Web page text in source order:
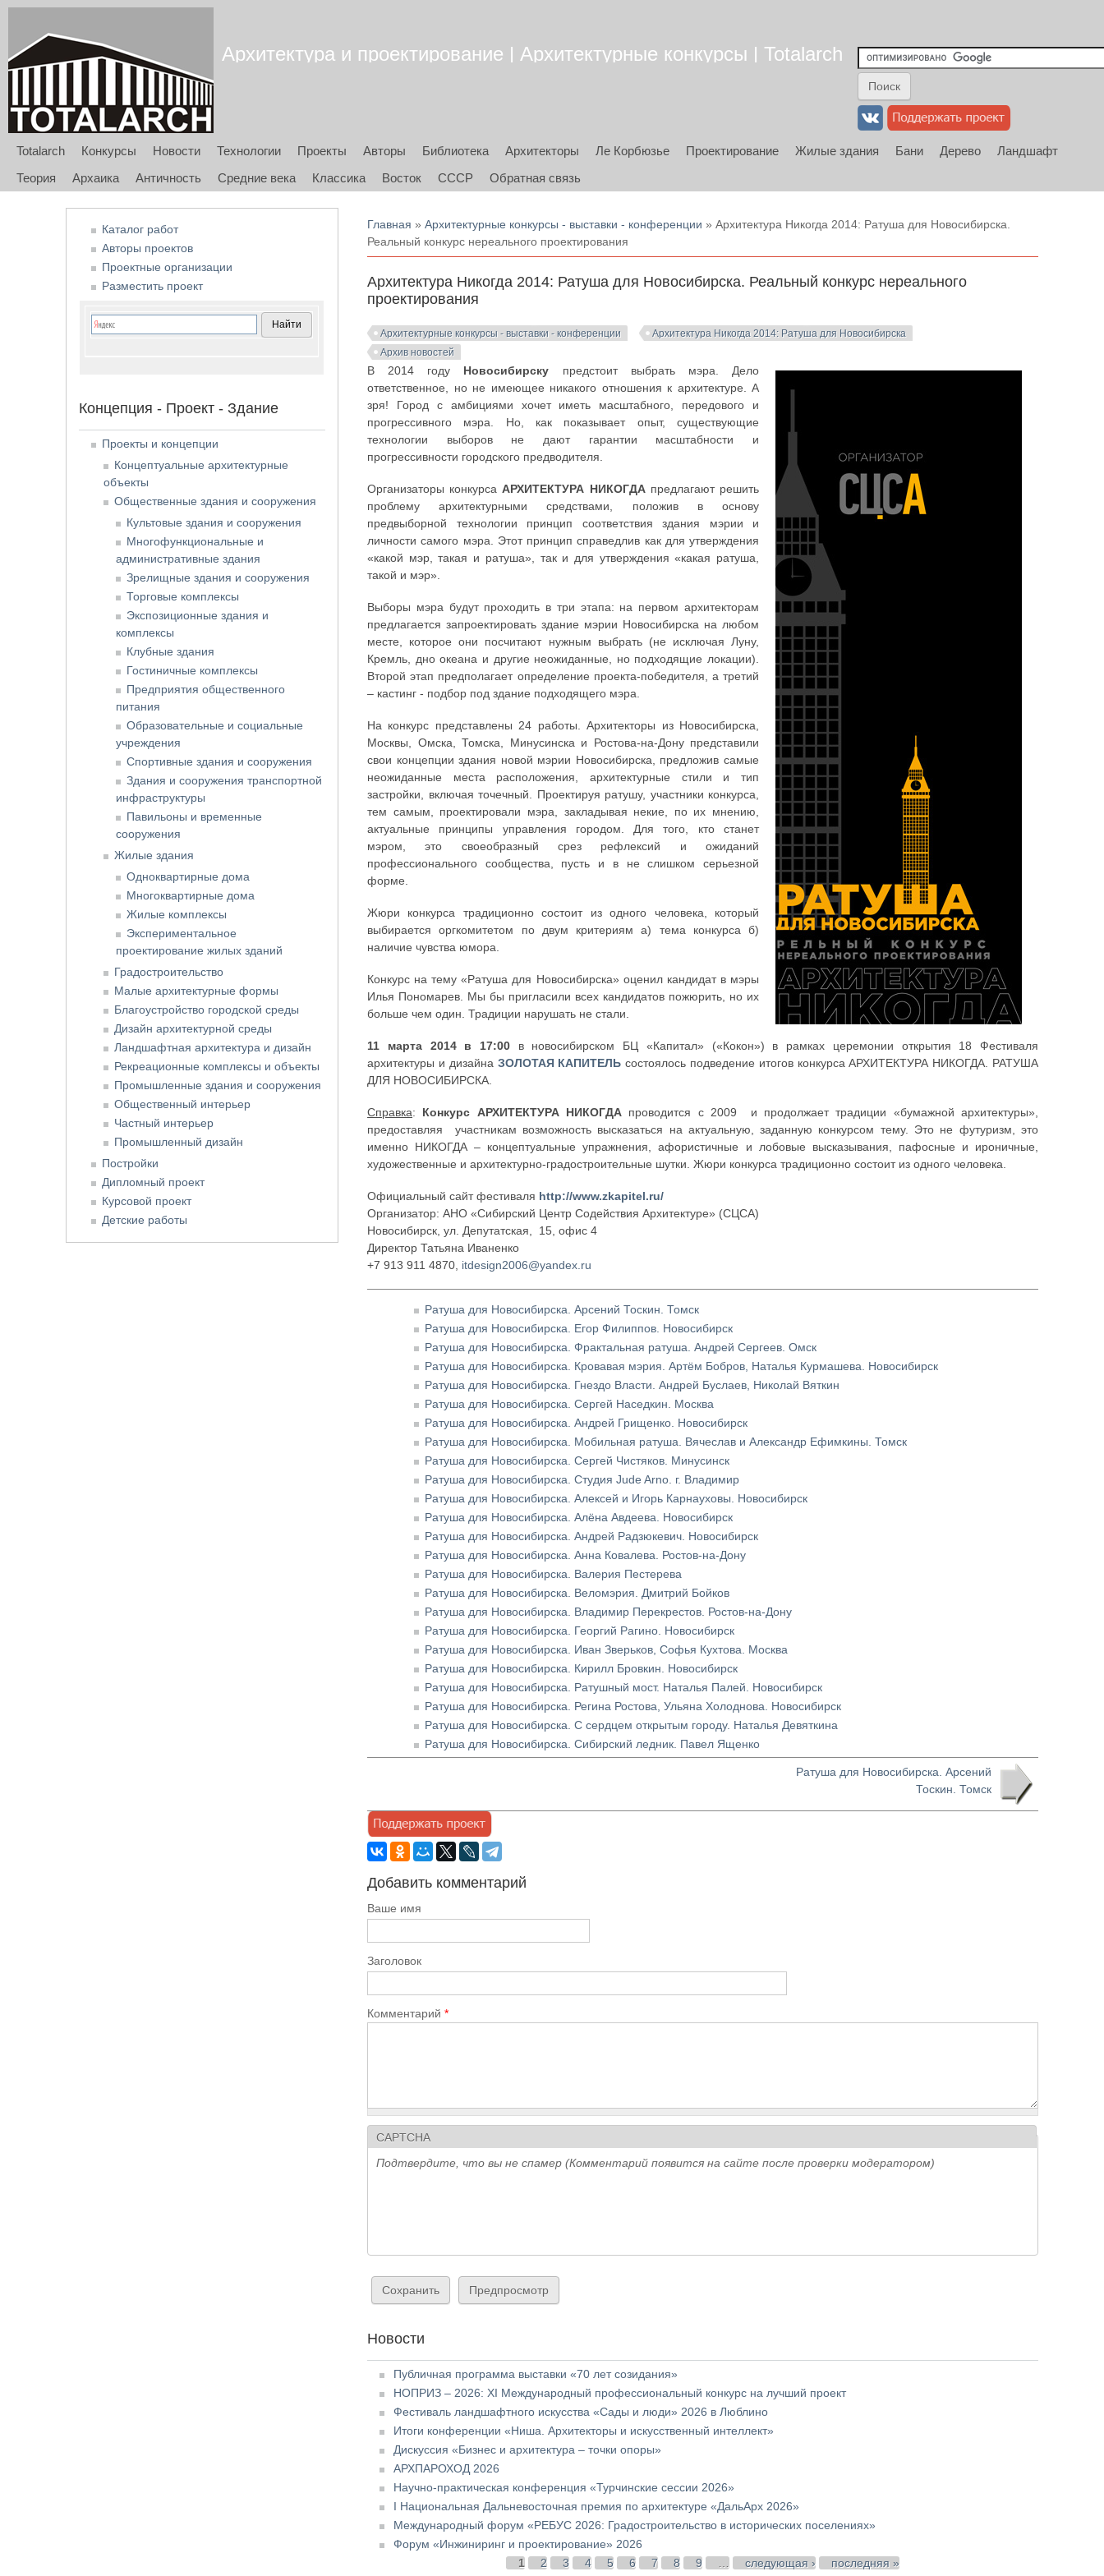
Архитектура и проектирование | Архитектурные конкурсы | Totalarch
Totalarch Конкурсы Новости Технологии Проекты Авторы Библиотека Архитекторы Ле Корбюзье Проектирование Жилые здания Бани Дерево
Ландшафт
Теория
Архаика Античность Средние века Классика Восток СССР Обратная связь
Вы здесь
Главная »Архитектурные конкурсы - выставки - конференции » Архитектура Никогда 2014: Ратуша для Новосибирска.
Реальный конкурс нереального проектирования
Архитектура Никогда 2014: Ратуша для Новосибирска. Реальный конкурс нереального
проектирования
Архитектурные конкурсы - выставки - конференции
Архитектура Никогда 2014: Ратуша для Новосибирска
Архив новостей
В 2014 году Новосибирску предстоит выбрать мэра. Дело
ответственное, но не имеющее никакого отношения к архитектуре. А
зря! Город с амбициями хочет иметь масштабного, передового и
прогрессивного мэра. Но, как показывает опыт, существующие
технологии выборов не дают гарантии масштабности и
прогрессивности городского предводителя.
Организаторы конкурсаАРХИТЕКТУРА НИКОГДАпредлагают решить
проблему архитектурными средствами, положив в основу
предвыборной технологии принцип соответствия здания мэрии и
личности самого мэра. Этот принцип справедлив как для утверждения
«какой мэр, такая и ратуша», так и для утверждения «какая ратуша,
такой и мэр».
Выборы мэра будут проходить в три этапа: на первом архитекторам
предлагается запроектировать здание мэрии Новосибирска на любом
месте, которое они посчитают нужным выбрать (не исключая Луну,
Кремль, дно океана и другие неожиданные, но подходящие локации).
Второй этап предполагает определение проекта-победителя, а третий
– кастинг - подбор под здание подходящего мэра.
На конкурс представлены 24 работы. Архитекторы из Новосибирска,
Москвы, Омска, Томска, Минусинска и Ростова-на-Дону представили
свои концепции здания новой мэрии Новосибирска, предложив самые
неожиданные места расположения, архитектурные стили и тип
застройки, включая точечный. Проектируя ратушу, участники конкурса,
тем самым, проектировали мэра, закладывая некие, по их мнению,
актуальные принципы управления городом. Для того, кто станет
мэром, это своеобразный срез рефлексий и ожиданий
профессионального сообщества, пусть и в не слишком серьезной
форме.
Жюри конкурса традиционно состоит из одного человека, который
выбирается оргкомитетом по двум критериям а) тема конкурса б)
наличие чувства юмора.
Конкурс на тему «Ратуша для Новосибирска» оценил кандидат в мэры
Илья Пономарев. Мы бы пригласили всех кандидатов пожюрить, но их
больше чем один. Традиции нарушать не стали.
11 марта 2014 в 17:00в новосибирском БЦ «Капитал» («Кокон») в рамках церемонии открытия 18 Фестиваля
архитектуры и дизайна ЗОЛОТАЯ КАПИТЕЛЬ состоялось подведение итогов конкурса АРХИТЕКТУРА НИКОГДА. РАТУША
ДЛЯ НОВОСИБИРСКА.
Справка: Конкурс АРХИТЕКТУРА НИКОГДА проводится с 2009 и продолжает традиции «бумажной архитектуры»,
предоставляя участникам возможность высказаться на актуальную, заданную конкурсом тему. Это не футуризм, это
именно НИКОГДА – концептуальные упражнения, афористичные и лобовые высказывания, пафосные и ироничные,
художественные и архитектурно-градостроительные шутки. Жюри конкурса традиционно состоит из одного человека.
Официальный сайт фестиваля http://www.zkapitel.ru/
Организатор: АНО «Сибирский Центр Содействия Архитектуре» (СЦСА)
Новосибирск, ул. Депутатская, 15, офис 4
Директор Татьяна Иваненко
+7 913 911 4870, itdesign2006@yandex.ru
Ратуша для Новосибирска. Арсений Тоскин. Томск
Ратуша для Новосибирска. Егор Филиппов. Новосибирск
Ратуша для Новосибирска. Фрактальная ратуша. Андрей Сергеев. Омск
Ратуша для Новосибирска. Кровавая мэрия. Артём Бобров, Наталья Курмашева. Новосибирск
Ратуша для Новосибирска. Гнездо Власти. Андрей Буслаев, Николай Вяткин
Ратуша для Новосибирска. Сергей Наседкин. Москва
Ратуша для Новосибирска. Андрей Грищенко. Новосибирск
Ратуша для Новосибирска. Мобильная ратуша. Вячеслав и Александр Ефимкины. Томск
Ратуша для Новосибирска. Сергей Чистяков. Минусинск
Ратуша для Новосибирска. Студия Jude Arno. г. Владимир
Ратуша для Новосибирска. Алексей и Игорь Карнауховы. Новосибирск
Ратуша для Новосибирска. Алёна Авдеева. Новосибирск
Ратуша для Новосибирска. Андрей Радзюкевич. Новосибирск
Ратуша для Новосибирска. Анна Ковалева. Ростов-на-Дону
Ратуша для Новосибирска. Валерия Пестерева
Ратуша для Новосибирска. Веломэрия. Дмитрий Бойков
Ратуша для Новосибирска. Владимир Перекрестов. Ростов-на-Дону
Ратуша для Новосибирска. Георгий Рагино. Новосибирск
Ратуша для Новосибирска. Иван Зверьков, Софья Кухтова. Москва
Ратуша для Новосибирска. Кирилл Бровкин. Новосибирск
Ратуша для Новосибирска. Ратушный мост. Наталья Палей. Новосибирск
Ратуша для Новосибирска. Регина Ростова, Ульяна Холоднова. Новосибирск
Ратуша для Новосибирска. С сердцем открытым городу. Наталья Девяткина
Ратуша для Новосибирска. Сибирский ледник. Павел Ященко
Ратуша для Новосибирска. Арсений
Тоскин. Томск
Добавить комментарий
Ваше имя
Заголовок
Комментарий*
CAPTCHA
Подтвердите, что вы не спамер (Комментарий появится на сайте после проверки модератором)
Новости
Публичная программа выставки «70 лет созидания»
НОПРИЗ – 2026: XI Международный профессиональный конкурс на лучший проект
Фестиваль ландшафтного искусства «Сады и люди» 2026 в Люблино
Итоги конференции «Ниша. Архитекторы и искусственный интеллект»
Дискуссия «Бизнес и архитектура – точки опоры»
АРХПАРОХОД 2026
Научно-практическая конференция «Турчинские сессии 2026»
I Национальная Дальневосточная премия по архитектуре «ДальАрх 2026»
Международный форум «РЕБУС 2026: Градостроительство в исторических поселениях»
Форум «Инжиниринг и проектирование» 2026
1 2 3 4 5 6 7 8 9 следующая ›
последняя »
Каталог работ
Авторы проектов
Проектные организации
Разместить проект
Концепция - Проект - Здание
Проекты и концепции
Концептуальные архитектурные
объекты
Общественные здания и сооружения
Культовые здания и сооружения
Многофункциональные и
административные здания
Зрелищные здания и сооружения
Торговые комплексы
Экспозиционные здания и
комплексы
Клубные здания
Гостиничные комплексы
Предприятия общественного
питания
Образовательные и социальные
учреждения
Спортивные здания и сооружения
Здания и сооружения транспортной
инфраструктуры
Павильоны и временные
сооружения
Жилые здания
Одноквартирные дома
Многоквартирные дома
Жилые комплексы
Экспериментальное
проектирование жилых зданий
Градостроительство
Малые архитектурные формы
Благоустройство городской среды
Дизайн архитектурной среды
Ландшафтная архитектура и дизайн
Рекреационные комплексы и объекты
Промышленные здания и сооружения
Общественный интерьер
Частный интерьер
Промышленный дизайн
Постройки
Дипломный проект
Курсовой проект
Детские работы